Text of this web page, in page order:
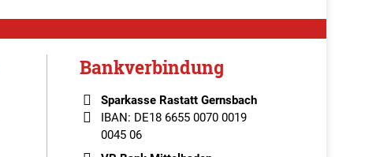
Bankverbindung
Sparkasse Rastatt Gernsbach
IBAN: DE18 6655 0070 0019
0045 06